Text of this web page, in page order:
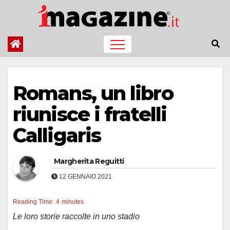
contenuto
Romans, un libro
riunisce i fratelli
Calligaris
Margherita Reguitti
12 GENNAIO 2021
Reading Time: 4 minutes
Le loro storie raccolte in uno stadio